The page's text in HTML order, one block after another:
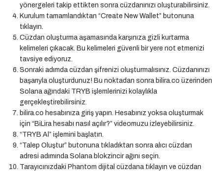
yönergeleri takip ettikten sonra cüzdanınızı oluşturabilirsiniz.
Kurulum tamamlandıktan “Create New Wallet” butonuna
tıklayın.
Cüzdan oluşturma aşamasında karşınıza gizli kurtarma
kelimeleri çıkacak. Bu kelimeleri güvenli bir yere not etmenizi
tavsiye ediyoruz.
Sonraki adımda cüzdan şifrenizi oluşturmalısınız. Cüzdanınızı
başarıyla oluşturdunuz! Bu noktadan sonra bilira.co üzerinden
Solana ağındaki TRYB işlemlerinizi kolaylıkla
gerçekleştirebilirsiniz.
bilira.co hesabınıza giriş yapın. Hesabınız yoksa oluşturmak
için “BiLira hesabı nasıl açılır?” videomuzu izleyebilirsiniz.
“TRYB Al” işlemini başlatın.
“Talep Oluştur” butonuna tıkladıktan sonra alıcı cüzdan
adresi adımında Solana blokzincir ağını seçin.
Tarayıcınızdaki Phantom dijital cüzdana tıklayın ve cüzdan